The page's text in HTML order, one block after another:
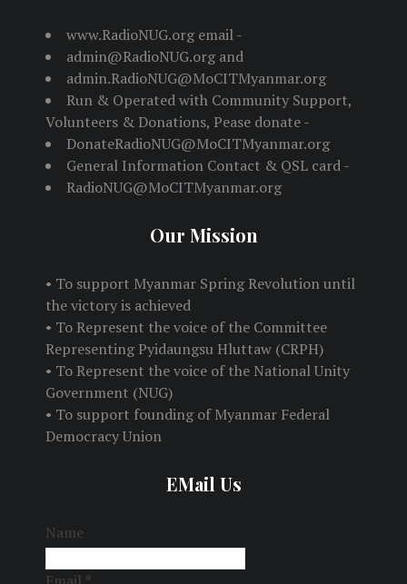
www.RadioNUG.org email -
admin@RadioNUG.org and
admin.RadioNUG@MoCITMyanmar.org
Run & Operated with Community Support,
Volunteers & Donations, Pease donate -
DonateRadioNUG@MoCITMyanmar.org
General Information Contact & QSL card -
RadioNUG@MoCITMyanmar.org
Our Mission
• To support Myanmar Spring Revolution until
the victory is achieved
• To Represent the voice of the Committee
Representing Pyidaungsu Hluttaw (CRPH)
• To Represent the voice of the National Unity
Government (NUG)
• To support founding of Myanmar Federal
Democracy Union
EMail Us
Name